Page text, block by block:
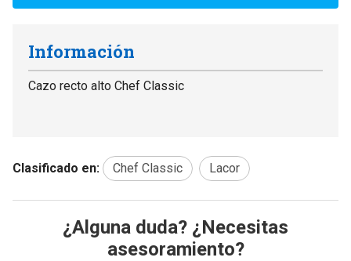
Información
Cazo recto alto Chef Classic
Clasificado en: Chef Classic Lacor
¿Alguna duda? ¿Necesitas
asesoramiento?